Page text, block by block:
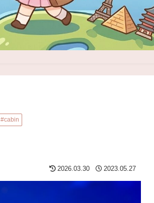
#cabin
2026.03.30 2023.05.27